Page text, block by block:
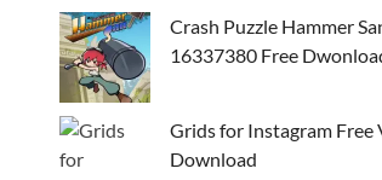
Crash Puzzle Hammer
16337380 Free
Grids for Instagram Free
Download